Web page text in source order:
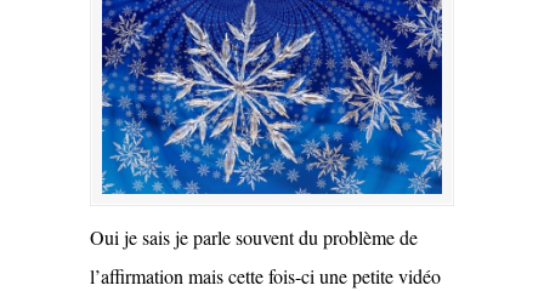
Oui je sais je parle souvent du problème de
l’affirmation mais cette fois-ci une petite vidéo